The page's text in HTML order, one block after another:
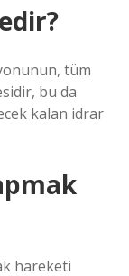
tüm
bu da
kalan idrar
hareketi